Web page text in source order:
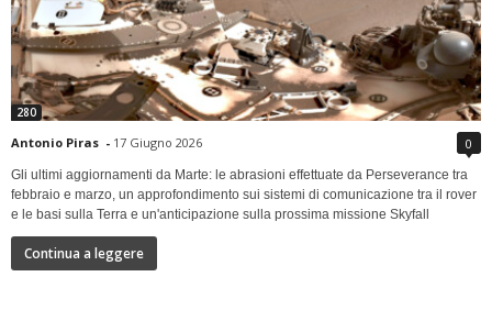
280
Antonio Piras - 17 Giugno 2026 0
Gli ultimi aggiornamenti da Marte: le abrasioni effettuate da Perseverance tra
febbraio e marzo, un approfondimento sui sistemi di comunicazione tra il rover
e le basi sulla Terra e un'anticipazione sulla prossima missione Skyfall
Continua a leggere